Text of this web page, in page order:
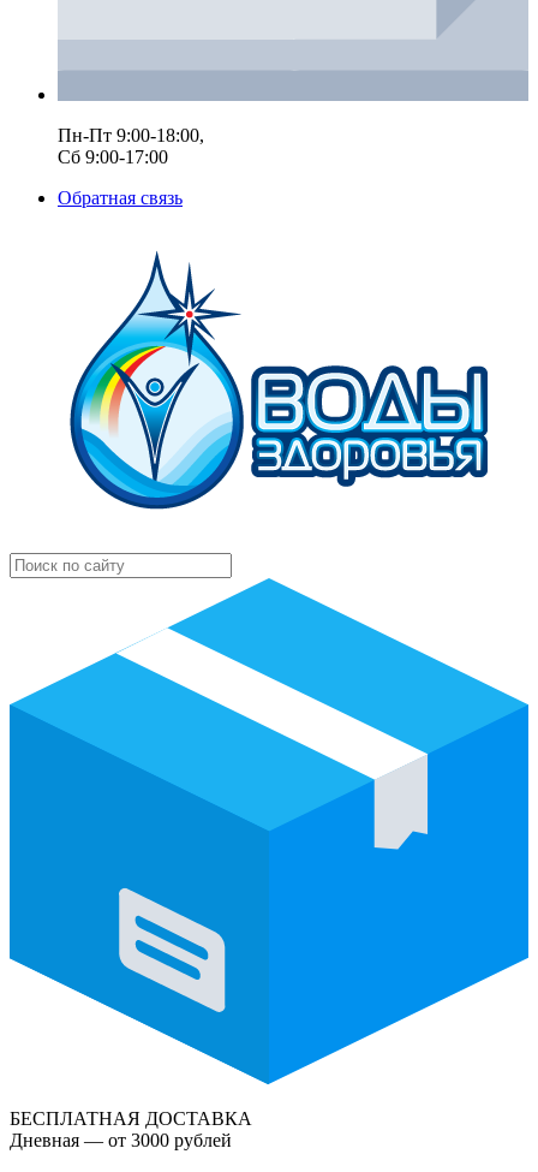
Пн-Пт 9:00-18:00,
Сб 9:00-17:00
Обратная связь
БЕСПЛАТНАЯ ДОСТАВКА
Дневная — от 3000 рублей